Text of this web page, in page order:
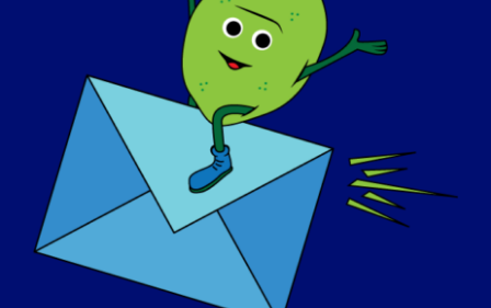
que personas como yo tenemos.... que
también necesitan investigación. La gente
está sufriendo y ¡NO HAY CURA! Además,
con la LGMD, me he dado cuenta de que
no siempre es evidente que la gente tiene
una discapacidad. Es decir,....Parezco
totalmente normal, pero tengo varios
problemas que la gente no reconoce.
Como no voy en silla de ruedas, algunos
piensan que estoy fingiendo. Ya no puedo
subir escaleras y he tenido que rechazar